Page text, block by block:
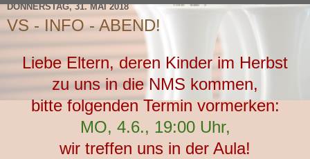
DONNERSTAG, 31. MAI 2018
VS - INFO - ABEND!
Liebe Eltern, deren Kinder im Herbst
zu uns in die NMS kommen,
bitte folgenden Termin vormerken:
MO, 4.6., 19:00 Uhr,
wir treffen uns in der Aula!